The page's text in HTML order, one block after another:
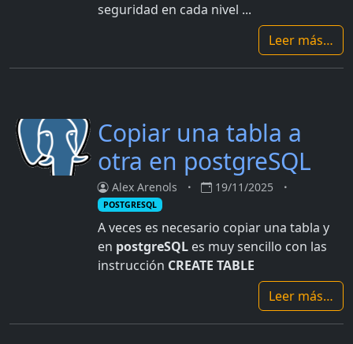
seguridad en cada nivel ...
Leer más…
Copiar una tabla a
otra en postgreSQL
Alex Arenols 19/11/2025
POSTGRESQL
A veces es necesario copiar una tabla y
en postgreSQL es muy sencillo con las
instrucción CREATE TABLE
Leer más…